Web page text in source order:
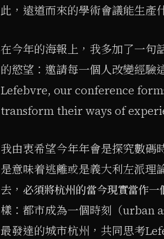
此，遠道而來的學術會議能生產
在今年的海報上，我多加了一句
的慾望：邀請每一個人改變經驗
Lefebvre, our conference
transform their ways of
我由衷希望今年年會是探究數碼
是意味着逃離或是義大利左派理
去， 必須將杭州的當今現實當作
樣：都市成為一個時刻（urban
最發達的城市杭州，共同思考